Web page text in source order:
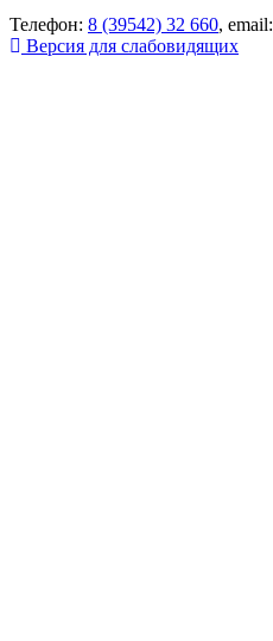
Телефон: 8 (39542) 32 660, email:
Версия для слабовидящих